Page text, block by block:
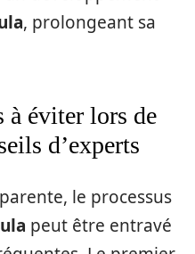
, prolongeant sa
à éviter lors de
d’experts
le processus
peut être entravé